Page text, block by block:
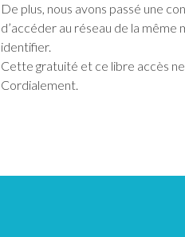
De plus, nous avons passé une
d’accéder au réseau de la
identifier.
Cette gratuité et ce libre accès
Cordialement.